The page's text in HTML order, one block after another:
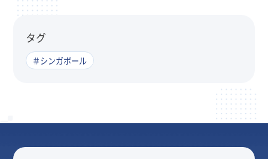
タグ
＃シンガポール